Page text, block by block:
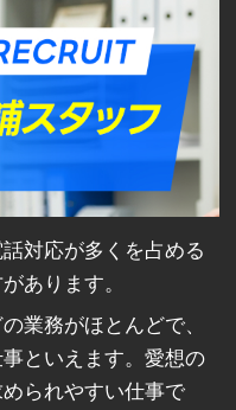
対応が多くを占める
あります。
業務がほとんどで、
といえます。愛想の
られやすい仕事で